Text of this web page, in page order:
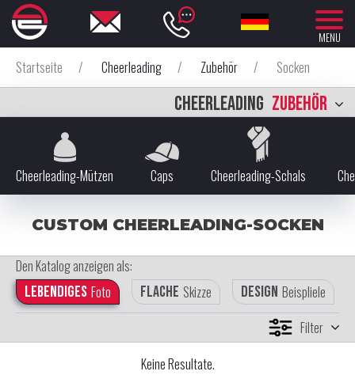
MENU
Startseite / Cheerleading / Zubehör / Socken
CHEERLEADING ZUBEHÖR
Cheerleading-Mützen Caps Cheerleading-Schals
CUSTOM CHEERLEADING-SOCKEN
Den Katalog anzeigen als:
Lebendiges Foto Flache Skizze Design Beispliele
Filter
Keine Resultate.